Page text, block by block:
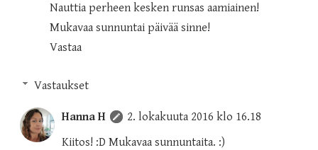
Nauttia perheen kesken runsas aamiainen!
Mukavaa sunnuntai päivää sinne!
Vastaa
Vastaukset
Hanna H
2. lokakuuta 2016 klo 16.18
Kiitos! :D Mukavaa sunnuntaita. :)